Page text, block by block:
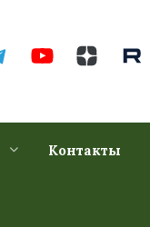
Контакты